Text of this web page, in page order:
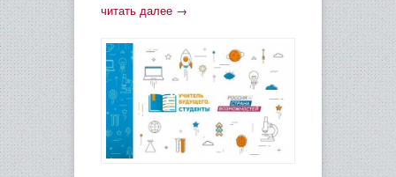
читать далее →